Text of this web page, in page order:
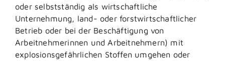
oder selbstständig als wirtschaftliche
Unternehmung, land- oder forstwirtschaftlicher
Betrieb oder bei der Beschäftigung von
Arbeitnehmerinnen und Arbeitnehmern) mit
explosionsgefährlichen Stoffen umgehen oder